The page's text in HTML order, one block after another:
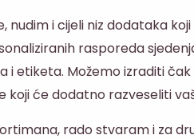
nudim i cijeli niz dodataka
rasporeda
i etiketa. Možemo izraditi
koji će dodatno razveseliti
rado stvaram i za